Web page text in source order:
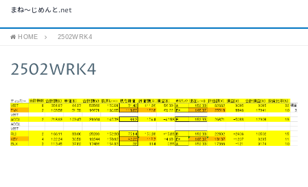
まね～じめんと.net
HOME 2502WRK4
2502WRK4